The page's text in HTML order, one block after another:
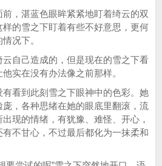
湛蓝色眼眸紧紧地盯着绮云的双
的雪之下盯着有些不好意思，更何
况下。
自己造成的，但是现在的雪之下看
实在没有办法像之前那样。
看到此刻雪之下眼神中的色彩。她
，各种思绪在她的眼底里翻滚，流
现的情绪，有犹豫、难怪、开心，
不甘心，不过最后都化为一抹柔和